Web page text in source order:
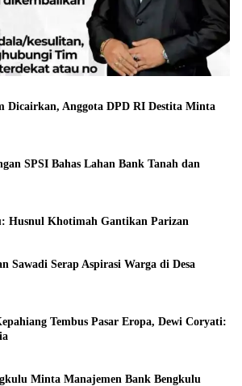
Dicairkan, Anggota DPD RI Destita Minta
SPSI Bahas Lahan Bank Tanah dan
Husnul Khotimah Gantikan Parizan
Sawadi Serap Aspirasi Warga di Desa
Tembus Pasar Eropa, Dewi Coryati:
Minta Manajemen Bank Bengkulu